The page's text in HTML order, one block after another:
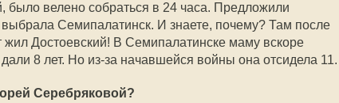
было велено собраться в 24 часа. Предложили
Семипалатинск. И знаете, почему? Там после
жил Достоевский! В Семипалатинске маму вскоре
8 лет. Но из-за начавшейся войны она отсидела 11.
Серебряковой?